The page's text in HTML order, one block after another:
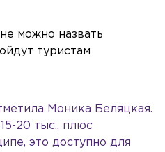
можно назвать
туристам
Моника Беляцкая.
20 тыс., плюс
это доступно для